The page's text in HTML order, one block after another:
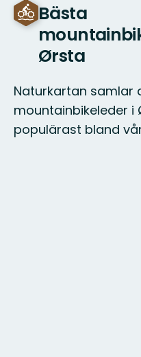
Bästa
Ørsta
Naturkartan samlar
mountainbikeleder
populärast bland